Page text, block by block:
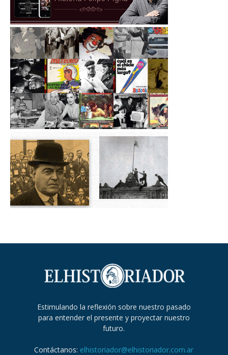
Estimulando la reflexión sobre nuestro pasado
para entender el presente y proyectar nuestro
futuro.
Contáctanos: elhistoriador@elhistoriador.com.ar